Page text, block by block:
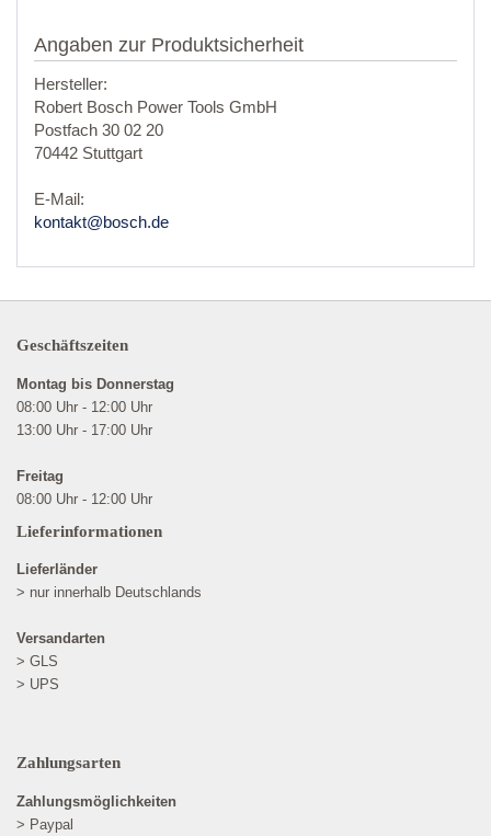
Angaben zur Produktsicherheit
Hersteller:
Robert Bosch Power Tools GmbH
Postfach 30 02 20
70442 Stuttgart
E-Mail:
kontakt@bosch.de
Geschäftszeiten
Montag bis Donnerstag
08:00 Uhr - 12:00 Uhr
13:00 Uhr - 17:00 Uhr
Freitag
08:00 Uhr - 12:00 Uhr
Lieferinformationen
Lieferländer
> nur innerhalb Deutschlands
Versandarten
> GLS
> UPS
Zahlungsarten
Zahlungsmöglichkeiten
> Paypal